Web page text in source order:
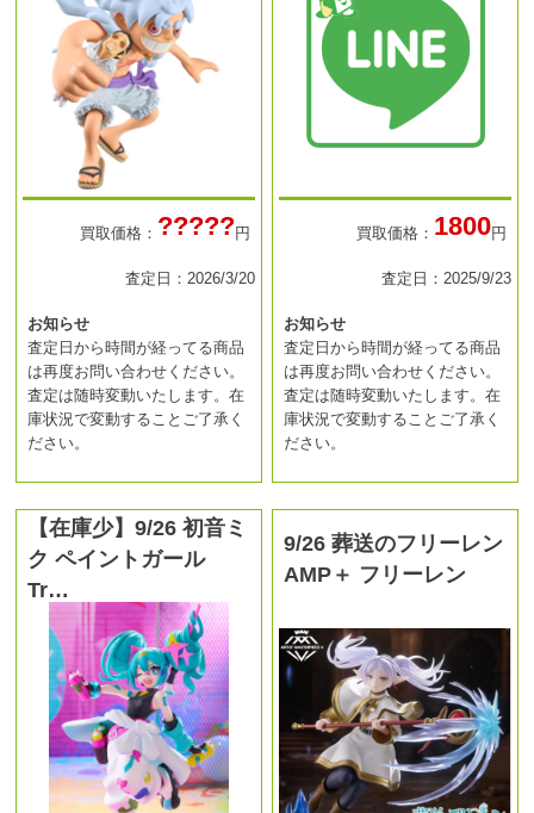
買取価格： ?????円
査定日：2026/3/20
お知らせ
査定日から時間が経ってる商品
は再度お問い合わせください。
査定は随時変動いたします。在
庫状況で変動することご了承く
ださい。
買取価格： 1800円
査定日：2025/9/23
お知らせ
査定日から時間が経ってる商品
は再度お問い合わせください。
査定は随時変動いたします。在
庫状況で変動することご了承く
ださい。
【在庫少】9/26 初音ミ
ク ペイントガール
Tr…
9/26 葬送のフリーレン
AMP＋ フリーレン